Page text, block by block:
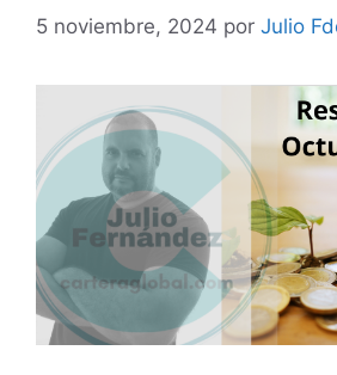
5 noviembre, 2024 por Julio